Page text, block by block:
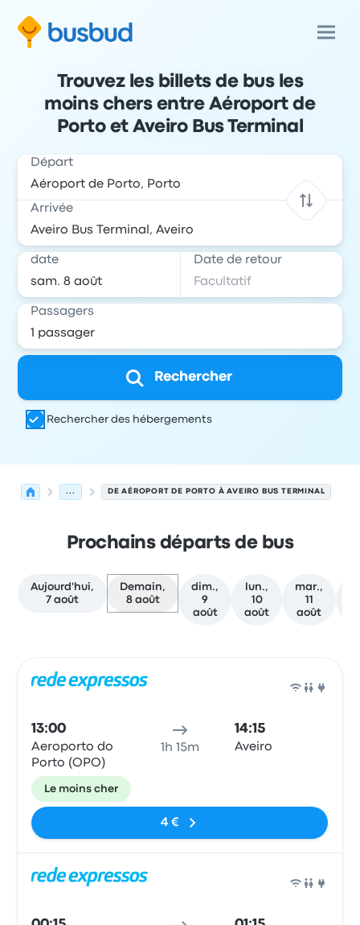
Trouvez les billets de bus les
moins chers entre Aéroport de
Porto et Aveiro Bus Terminal
Départ
Arrivée
date Date de retour
Passagers
Rechercher
Rechercher des hébergements
... DE AÉROPORT DE PORTO À AVEIRO BUS TERMINAL
Prochains départs de bus
Aujourd'hui,
7 août
Demain,
8 août
dim.,
9
août
lun.,
10
août
mar.,
11
août
13:00
Aeroporto do
Porto (OPO)
1h 15m
14:15
Aveiro
Le moins cher
4 €